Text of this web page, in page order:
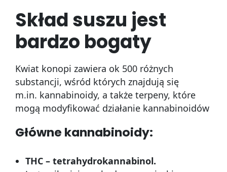
Skład suszu jest
bardzo bogaty
Kwiat konopi zawiera ok 500 różnych
substancji, wśród których znajdują się
m.in. kannabinoidy, a także terpeny, które
mogą modyfikować działanie kannabinoidów
Główne kannabinoidy:
THC – tetrahydrokannabinol.